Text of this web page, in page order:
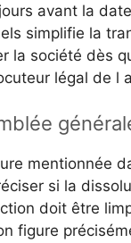
avant la
simplifie la
la société dès
légal de l
mentionnée
si la
doit être
figure